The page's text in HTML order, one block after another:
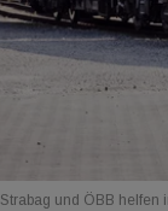
Strabag und ÖBB helfen